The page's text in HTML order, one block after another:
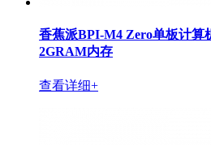
香蕉派BPI-M4 Zero单板计算
2GRAM内存
查看详细+